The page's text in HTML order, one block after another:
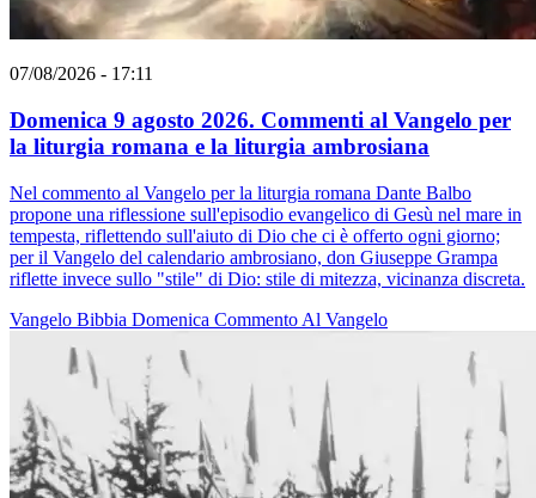
07/08/2026 - 17:11
Domenica 9 agosto 2026. Commenti al Vangelo per
la liturgia romana e la liturgia ambrosiana
Nel commento al Vangelo per la liturgia romana Dante Balbo
propone una riflessione sull'episodio evangelico di Gesù nel mare in
tempesta, riflettendo sull'aiuto di Dio che ci è offerto ogni giorno;
per il Vangelo del calendario ambrosiano, don Giuseppe Grampa
riflette invece sullo "stile" di Dio: stile di mitezza, vicinanza discreta.
Vangelo Bibbia Domenica Commento Al Vangelo